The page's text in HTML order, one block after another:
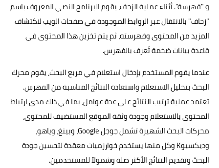
و "فهرسة". أثناء عملية الزحف، يقوم البرنامج النصي المعروف باسم
"زحاف" بالانتقال عبر الروابط الموجودة في صفحات الويب لاكتشاف
المزيد من المحتوى وفهرسته، ثم يتم تخزين هذا المحتوى في
قاعدة بيانات ضخمة تُعرف بالفهرس.
عندما يقوم المستخدم بإدخال استعلام في مربع البحث، يقوم محرك
البحث بتحليل الاستعلام واستعادة النتائج المناسبة من الفهرس.
تعتمد عملية ترتيب النتائج على عدة عوامل، بما في ذلك مدى ارتباط
المحتوى بالاستعلام وجودة وثقة الموقع المستضيف للمحتوى،
محركات البحث الشهيرة تشمل جوجل Google، وبينغ، وياهو،
وديكسيوK وكل منها يستخدم خوارزميات معقدة لتحسين جودة
البحث وتقديم النتائج الأكثر صلة وشمولاً للمستخدمين.